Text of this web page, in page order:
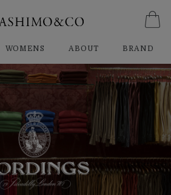
WOMENS ABOUT BRAND